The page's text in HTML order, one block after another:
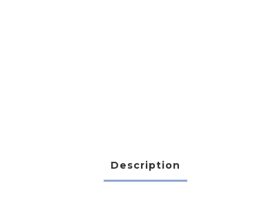
Description